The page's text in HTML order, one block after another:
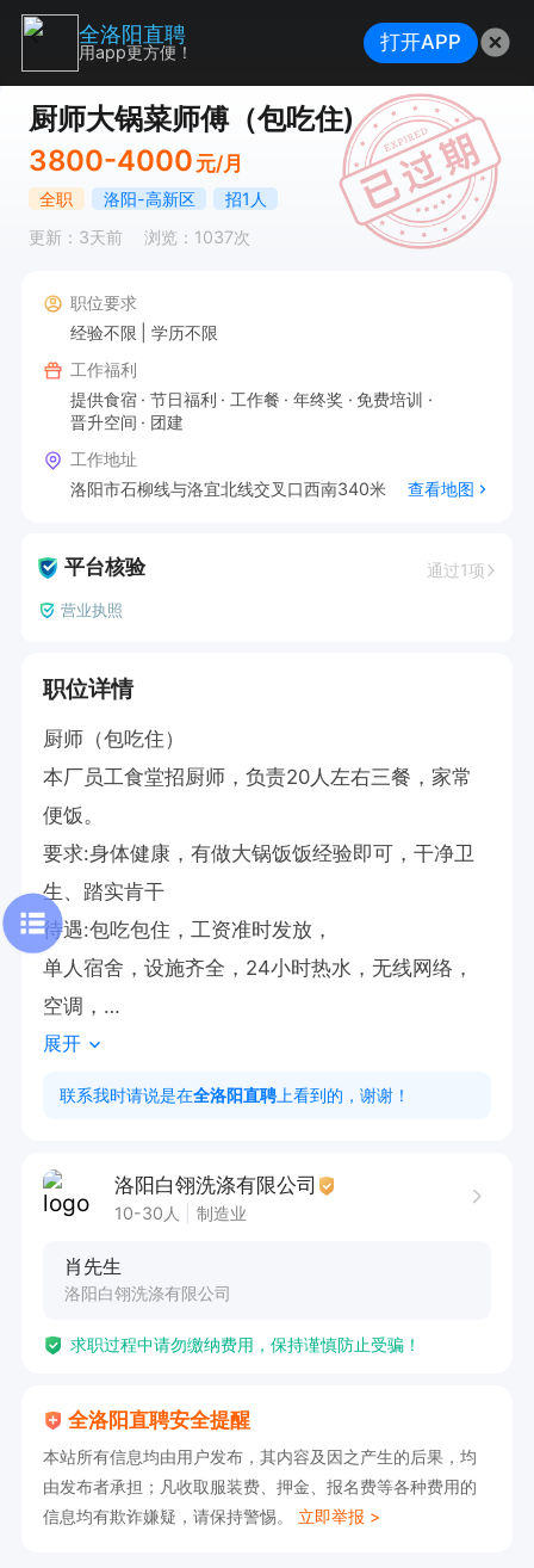
厨师大锅菜师傅（包吃住)
3800-4000 元/月
全职 洛阳-高新区
招1人
更新：3天前
浏览：1037次
职位要求
经验不限
学历不限
工作福利
提供食宿
节日福利 工作餐 年终奖
免费培训
晋升空间
团建
工作地址
洛阳市石柳线与洛宜北线交叉口西南340米
查看地图
平台核验 通过1项
营业执照
职位详情
厨师（包吃住）
本厂员工食堂招厨师，负责20人左右三餐，家常
便饭。
要求:身体健康，有做大锅饭饭经验即可，干净卫
生、踏实肯干
待遇:包吃包住，工资准时发放，
单人宿舍，设施齐全，24小时热水，无线网络，
空调，
投递后请直接电话联系
展开
联系我时请说是在全洛阳直聘 上看到的，谢谢！
洛阳白翎洗涤有限公司
10-30人 制造业
肖先生
洛阳白翎洗涤有限公司
求职过程中请勿缴纳费用，保持谨慎防止受骗！
全洛阳直聘安全提醒
本站所有信息均由用户发布，其内容及因之产生的后果，均
由发布者承担；凡收取服装费、押金、报名费等各种费用的
信息均有欺诈嫌疑，请保持警惕。 立即举报 >
全洛阳直聘
用app更方便！ 打开APP